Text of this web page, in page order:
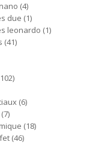
4
due 1
leonardo 1
41
102
6
7
18
46